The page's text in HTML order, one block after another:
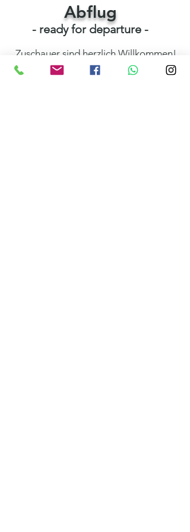
Abflug
- ready for departure -
Zuschauer sind herzlich Willkommen!
Kontakt